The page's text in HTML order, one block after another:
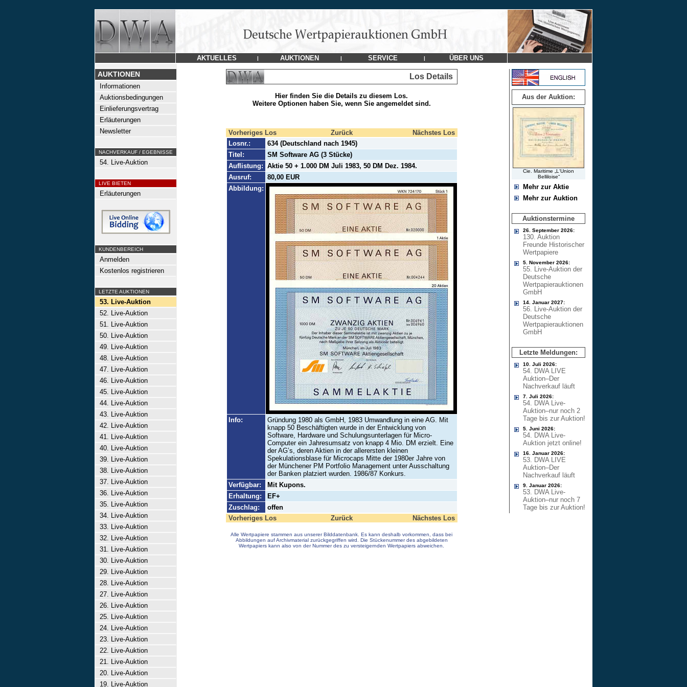
AKTUELLES | AUKTIONEN | SERVICE | ÜBER UNS
AUKTIONEN
Informationen
Auktionsbedingungen
Einlieferungsvertrag
Erläuterungen
Newsletter
NACHVERKAUF / EGEBNISSE
54. Live-Auktion
LIVE BIETEN
Erläuterungen
KUNDENBEREICH
Anmelden
Kostenlos registrieren
LETZTE AUKTIONEN
53. Live-Auktion
52. Live-Auktion
51. Live-Auktion
50. Live-Auktion
49. Live-Auktion
48. Live-Auktion
47. Live-Auktion
46. Live-Auktion
45. Live-Auktion
44. Live-Auktion
43. Live-Auktion
42. Live-Auktion
41. Live-Auktion
40. Live-Auktion
39. Live-Auktion
38. Live-Auktion
37. Live-Auktion
36. Live-Auktion
35. Live-Auktion
34. Live-Auktion
33. Live-Auktion
32. Live-Auktion
31. Live-Auktion
30. Live-Auktion
29. Live-Auktion
28. Live-Auktion
27. Live-Auktion
26. Live-Auktion
25. Live-Auktion
24. Live-Auktion
23. Live-Auktion
22. Live-Auktion
21. Live-Auktion
20. Live-Auktion
19. Live-Auktion
Los Details
Hier finden Sie die Details zu diesem Los.
Weitere Optionen haben Sie, wenn Sie angemeldet sind.
Vorheriges Los Zurück
Nächstes Los
Losnr.:
634 (Deutschland nach 1945)
Titel:
SM Software AG (3 Stücke)
Auflistung: Aktie 50 + 1.000 DM Juli 1983, 50 DM Dez. 1984.
Ausruf:
80,00 EUR
Abbildung:
Info:
Gründung 1980 als GmbH, 1983 Umwandlung in eine AG. Mit
knapp 50 Beschäftigten wurde in der Entwicklung von
Software, Hardware und Schulungsunterlagen für Micro-
Computer ein Jahresumsatz von knapp 4 Mio. DM erzielt. Eine
der AG’s, deren Aktien in der allerersten kleinen
Spekulationsblase für Microcaps Mitte der 1980er Jahre von
der Münchener PM Portfolio Management unter Ausschaltung
der Banken platziert wurden. 1986/87 Konkurs.
Verfügbar:
Mit Kupons.
Erhaltung:
EF+
Zuschlag:
offen
Vorheriges Los
Zurück Nächstes Los
Alle Wertpapiere stammen aus unserer Bilddatenbank. Es kann deshalb vorkommen, dass bei
Abbildungen auf Archivmaterial zurückgegriffen wird. Die Stückenummer des abgebildeten
Wertpapiers kann also von der Nummer des zu versteigernden Wertpapiers abweichen.
Aus der Auktion:
Cie. Maritime „L‘Union
Belliloise“
Mehr zur Aktie
Mehr zur Auktion
Auktionstermine
26. September 2026:
130. Auktion
Freunde Historischer
Wertpapiere
5. November 2026:
55. Live-Auktion der
Deutsche
Wertpapierauktionen
GmbH
14. Januar 2027:
56. Live-Auktion der
Deutsche
Wertpapierauktionen
GmbH
Letzte Meldungen:
10. Juli 2026:
54. DWA LIVE
Auktion–Der
Nachverkauf läuft
7. Juli 2026:
54. DWA Live-
Auktion–nur noch 2
Tage bis zur Auktion!
5. Juni 2026:
54. DWA Live-
Auktion jetzt online!
16. Januar 2026:
53. DWA LIVE
Auktion–Der
Nachverkauf läuft
9. Januar 2026:
53. DWA Live-
Auktion–nur noch 7
Tage bis zur Auktion!